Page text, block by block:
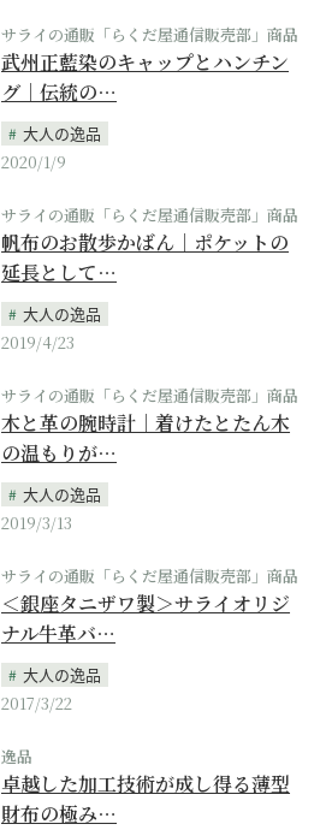
サライの通販「らくだ屋通信販売部」商品
武州正藍染のキャップとハンチン
グ｜伝統の…
大人の逸品
2020/1/9
サライの通販「らくだ屋通信販売部」商品
帆布のお散歩かばん｜ポケットの
延長として…
大人の逸品
2019/4/23
サライの通販「らくだ屋通信販売部」商品
木と革の腕時計｜着けたとたん木
の温もりが…
大人の逸品
2019/3/13
サライの通販「らくだ屋通信販売部」商品
＜銀座タニザワ製＞サライオリジ
ナル牛革バ…
大人の逸品
2017/3/22
逸品
卓越した加工技術が成し得る薄型
財布の極み…